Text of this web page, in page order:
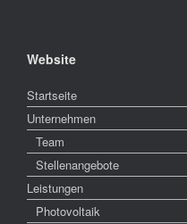
Website
Startseite
Unternehmen
Team
Stellenangebote
Leistungen
Photovoltaik